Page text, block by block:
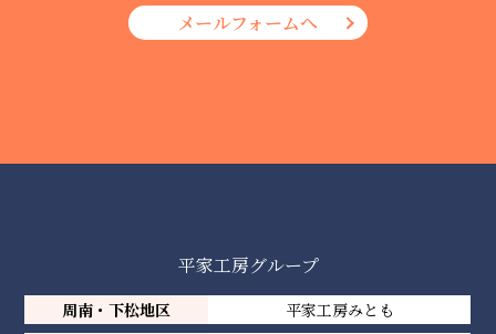
メールフォームへ
平家工房グループ
周南・下松地区
平家工房みとも